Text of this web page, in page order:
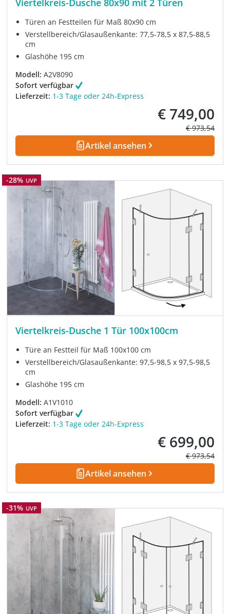
Türen an Festteilen für Maß 80x90 cm
Verstellbereich/Glasaußenkante: 77,5-78,5 x 87,5-88,5
cm
Glashöhe 195 cm
Modell: A2V8090
Sofort verfügbar
Lieferzeit: 1-3 Tage oder 24h-Express
Verkaufspreis:
€ 749,00
Regulärer
€ 973,54
Artikel ansehen
Rabatt
-28% UVP
Viertelkreis-Dusche 1 Tür 100x100cm
Türe an Festteil für Maß 100x100 cm
Verstellbereich/Glasaußenkante: 97,5-98,5 x 97,5-98,5
cm
Glashöhe 195 cm
Modell: A1V1010
Sofort verfügbar
Lieferzeit: 1-3 Tage oder 24h-Express
Verkaufspreis:
€ 699,00
Regulärer
€ 973,54
Artikel ansehen
Rabatt
-31% UVP